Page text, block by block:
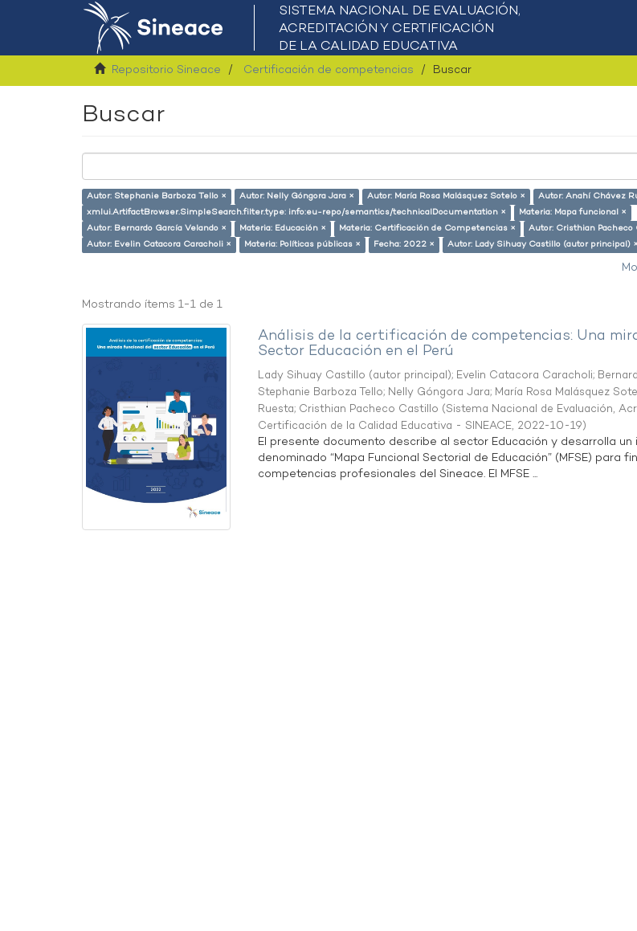
Repositorio Sineace Certificación de competencias Buscar
Buscar
Autor: Stephanie Barboza Tello × Autor: Nelly Góngora Jara × Autor: María Rosa Malásquez Sotelo ×
Autor: Anahí Chávez
xmlui.ArtifactBrowser.SimpleSearch.filter.type: info:eu-repo/semantics/technicalDocumentation ×
Materia: Mapa funcional ×
Autor: Bernardo García Velando ×
Materia: Educación × Materia: Certificación de Competencias ×
Autor: Cristhian Pacheco
Autor: Evelin Catacora Caracholi ×
Materia: Políticas públicas × Fecha: 2022 × Autor: Lady Sihuay Castillo (autor principal) ×
Mostrando ítems 1-1 de 1
Análisis de la certificación de competencias: Una
Sector Educación en el Perú
Lady Sihuay Castillo (autor principal); Evelin Catacora Caracholi;
Stephanie Barboza Tello; Nelly Góngora Jara; María Rosa Malásquez
Ruesta; Cristhian Pacheco Castillo (Sistema Nacional de Evaluación,
Certificación de la Calidad Educativa - SINEACE, 2022-10-19)
El presente documento describe al sector Educación y desarrolla un
denominado “Mapa Funcional Sectorial de Educación” (MFSE) para
competencias profesionales del Sineace. El MFSE ...